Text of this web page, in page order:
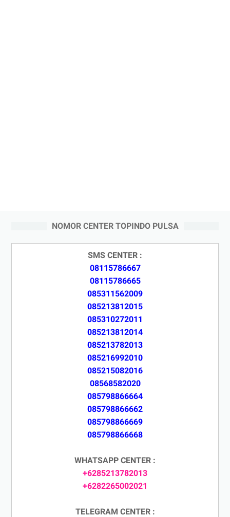
NOMOR CENTER TOPINDO PULSA
SMS CENTER :
08115786667
08115786665
085311562009
085213812015
085310272011
085213812014
085213782013
085216992010
085215082016
08568582020
085798866664
085798866662
085798866669
085798866668
WHATSAPP CENTER :
+6285213782013
+6282265002021
TELEGRAM CENTER :